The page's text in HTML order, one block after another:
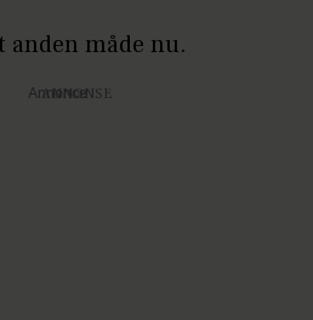
anden måde nu.
Annonce